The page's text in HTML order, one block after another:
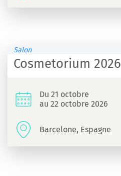
Salon
Cosmetorium 2026
Du 21 octobre
au 22 octobre 2026
Barcelone, Espagne